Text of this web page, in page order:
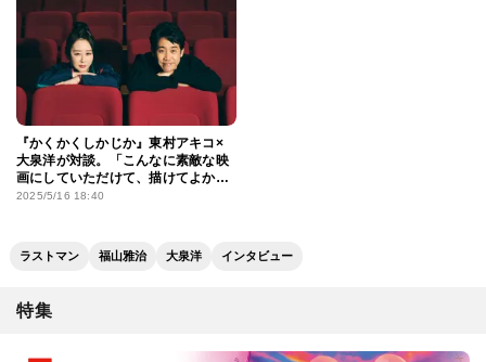
『かくかくしかじか』東村アキコ×
大泉洋が対談。「こんなに素敵な映
画にしていただけて、描けてよかっ
たなと思いました」
2025/5/16 18:40
ラストマン 福山雅治 大泉洋 インタビュー
特集